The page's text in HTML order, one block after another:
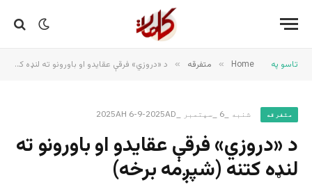
تاسو په Home
» متفرقه » د «دروزي» فرقې عقایدو او باورونو ته لنډه کتنه (شپږمه برخه)
متفرقه شنبه _6 _سپتمبر _2025AH 6-9-2025AD
د «دروزي» فرقې عقایدو او باورونو ته
لنډه کتنه (شپږمه برخه)